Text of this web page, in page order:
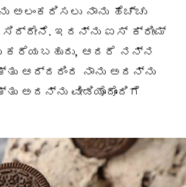
ಅಲಂಕರಿಸಲು ನಾನು ಹೆಚ್ಚು
ಇದನ್ನು ಐಸ್ ಕ್ರೀಮ್
ಕರೆಯಬಹುದು, ಆದರೆ ನನ್ನ
ಆದ್ದರಿಂದ ನಾನು ಅದನ್ನು
ಅದನ್ನು ವೀಡಿಯೊದೊಂದಿಗೆ